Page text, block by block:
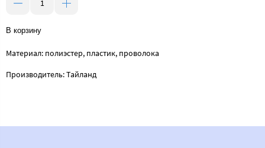
В корзину
Материал: полиэстер, пластик, проволока
Производитель: Тайланд